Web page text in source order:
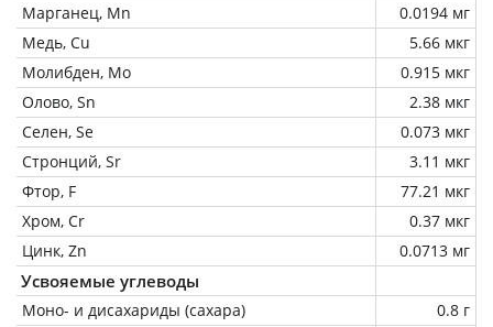
Марганец, Mn
0.0194 мг
Медь, Cu
5.66 мкг
Молибден, Mo
0.915 мкг
Олово, Sn
2.38 мкг
Селен, Se
0.073 мкг
Стронций, Sr
3.11 мкг
Фтор, F
77.21 мкг
Хром, Cr
0.37 мкг
Цинк, Zn
0.0713 мг
Усвояемые углеводы
Моно- и дисахариды (сахара)
0.8 г